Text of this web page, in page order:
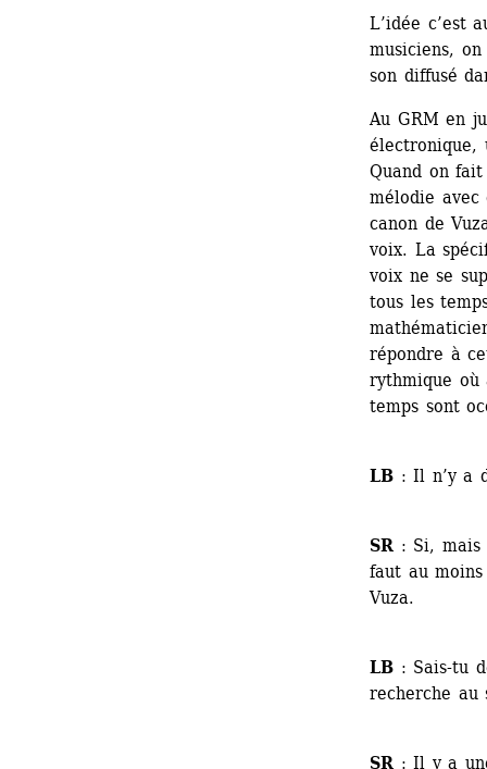
L’idée c’est
musiciens,
son diffusé
Au GRM en
électronique,
Quand on
mélodie avec
canon de
voix. La
voix ne se
tous les
répondre à
rythmique où
temps sont
LB : Il n’y a
SR : Si, mais
faut au
Vuza.
LB : Sais-tu
recherche au
SR : Il y a